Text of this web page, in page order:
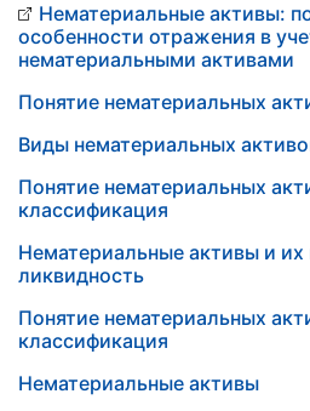
Нематериальные активы:
особенности отражения в
нематериальными активами
Понятие нематериальных
Виды нематериальных
Понятие нематериальных
классификация
Нематериальные активы и их
ликвидность
Понятие нематериальных
классификация
Нематериальные активы